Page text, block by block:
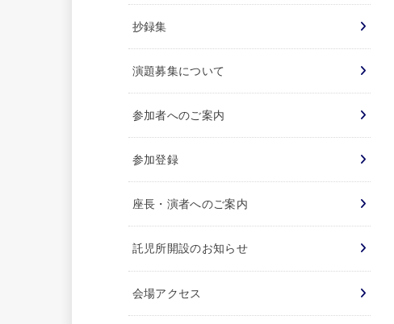
抄録集
演題募集について
参加者へのご案内
参加登録
座長・演者へのご案内
託児所開設のお知らせ
会場アクセス